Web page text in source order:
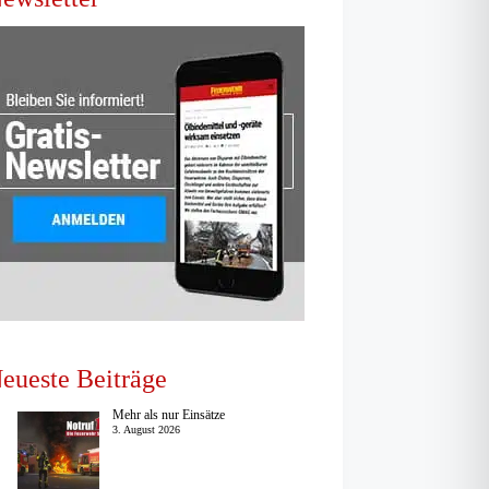
Beiträge
Mehr als nur Einsätze
3. August 2026